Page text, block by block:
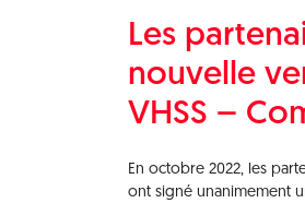
Les
nouvelle
VHSS –
En octobre 2022, les
ont signé unanimement